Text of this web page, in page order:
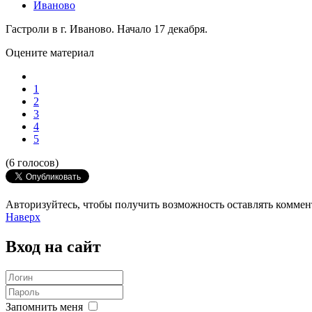
Иваново
Гастроли в г. Иваново. Начало 17 декабря.
Оцените материал
1
2
3
4
5
(6 голосов)
Авторизуйтесь, чтобы получить возможность оставлять
Наверх
Вход на сайт
Запомнить меня